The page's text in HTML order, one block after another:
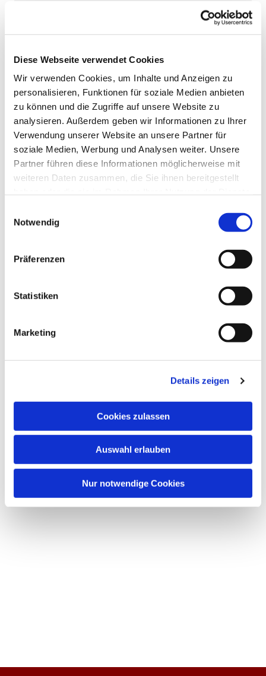
Diese Webseite verwendet Cookies
Wir verwenden Cookies, um Inhalte und Anzeigen zu
personalisieren, Funktionen für soziale Medien anbieten
zu können und die Zugriffe auf unsere Website zu
analysieren. Außerdem geben wir Informationen zu Ihrer
Verwendung unserer Website an unsere Partner für
soziale Medien, Werbung und Analysen weiter. Unsere
Partner führen diese Informationen möglicherweise mit
weiteren Daten zusammen, die Sie ihnen bereitgestellt
Notwendig
Präferenzen
Statistiken
Marketing
Details zeigen
Cookies zulassen
Auswahl erlauben
Nur notwendige Cookies
Maria Rosenkranzkönigin, Demmin,
Reiferstraße 2A, 17109 Demmin